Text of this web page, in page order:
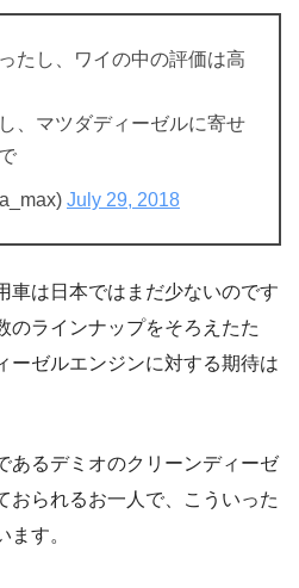
たし、ワイの中の評価は高
、マツダディーゼルに寄せ
July 29, 2018
車は日本ではまだ少ないのです
のラインナップをそろえたた
ーゼルエンジンに対する期待は
あるデミオのクリーンディーゼ
おられるお一人で、こういった
す。